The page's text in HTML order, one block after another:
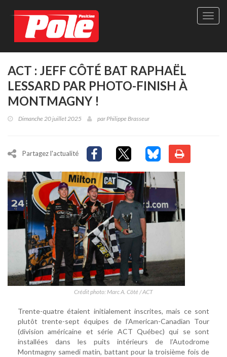
Site
ACT : JEFF CÔTÉ BAT RAPHAËL
LESSARD PAR PHOTO-FINISH À
MONTMAGNY !
Dimanche 20 juillet 2025 parPhilippe Brasseur
Partagez l'actualité
Crédit photo: Marc A. Côté / ACT
Trente-quatre étaient initialement inscrites, mais ce sont
plutôt trente-sept équipes de l’American-Canadian Tour
(division américaine et série ACT Québec) qui se sont
installées dans les puits intérieurs de l’Autodrome
Montmagny samedi matin, battant pour la troisième fois de